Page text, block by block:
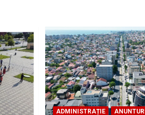
ADMINISTRAȚIE ANUNTURI